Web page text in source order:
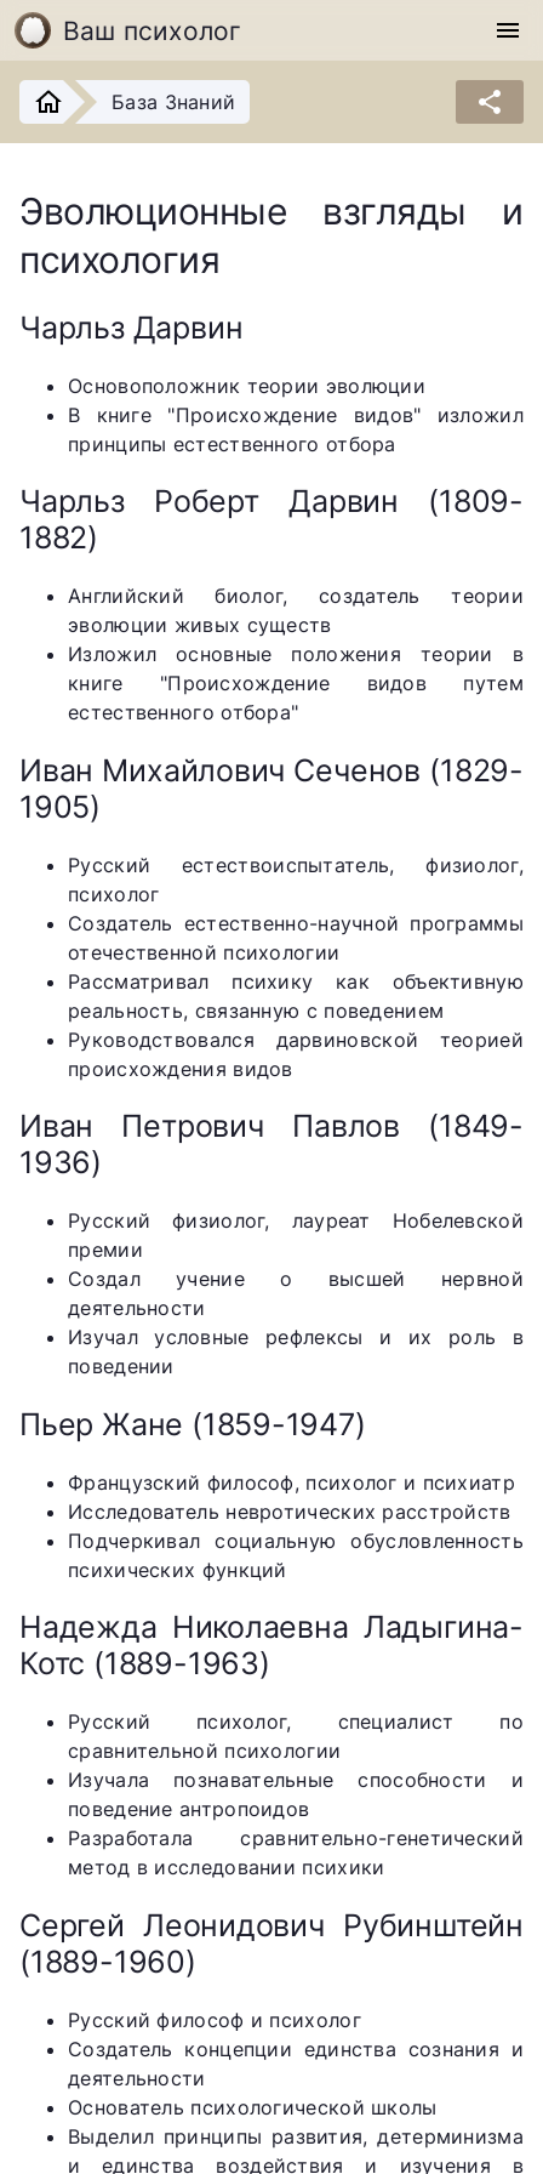
Ваш психолог menu
База Знаний share
Эволюционные взгляды и
психология
Чарльз Дарвин
Основоположник теории эволюции
В книге "Происхождение видов" изложил
принципы естественного отбора
Чарльз Роберт Дарвин (1809-
1882)
Английский биолог, создатель теории
эволюции живых существ
Изложил основные положения теории в
книге "Происхождение видов путем
естественного отбора"
Иван Михайлович Сеченов (1829-
1905)
Русский естествоиспытатель, физиолог,
психолог
Создатель естественно-научной программы
отечественной психологии
Рассматривал психику как объективную
реальность, связанную с поведением
Руководствовался дарвиновской теорией
происхождения видов
Иван Петрович Павлов (1849-
1936)
Русский физиолог, лауреат Нобелевской
премии
Создал учение о высшей нервной
деятельности
Изучал условные рефлексы и их роль в
поведении
Пьер Жане (1859-1947)
Французский философ, психолог и психиатр
Исследователь невротических расстройств
Подчеркивал социальную обусловленность
психических функций
Надежда Николаевна Ладыгина-
Котс (1889-1963)
Русский психолог, специалист по
сравнительной психологии
Изучала познавательные способности и
поведение антропоидов
Разработала сравнительно-генетический
метод в исследовании психики
Сергей Леонидович Рубинштейн
(1889-1960)
Русский философ и психолог
Создатель концепции единства сознания и
деятельности
Основатель психологической школы
Выделил принципы развития, детерминизма
и единства воздействия и изучения в